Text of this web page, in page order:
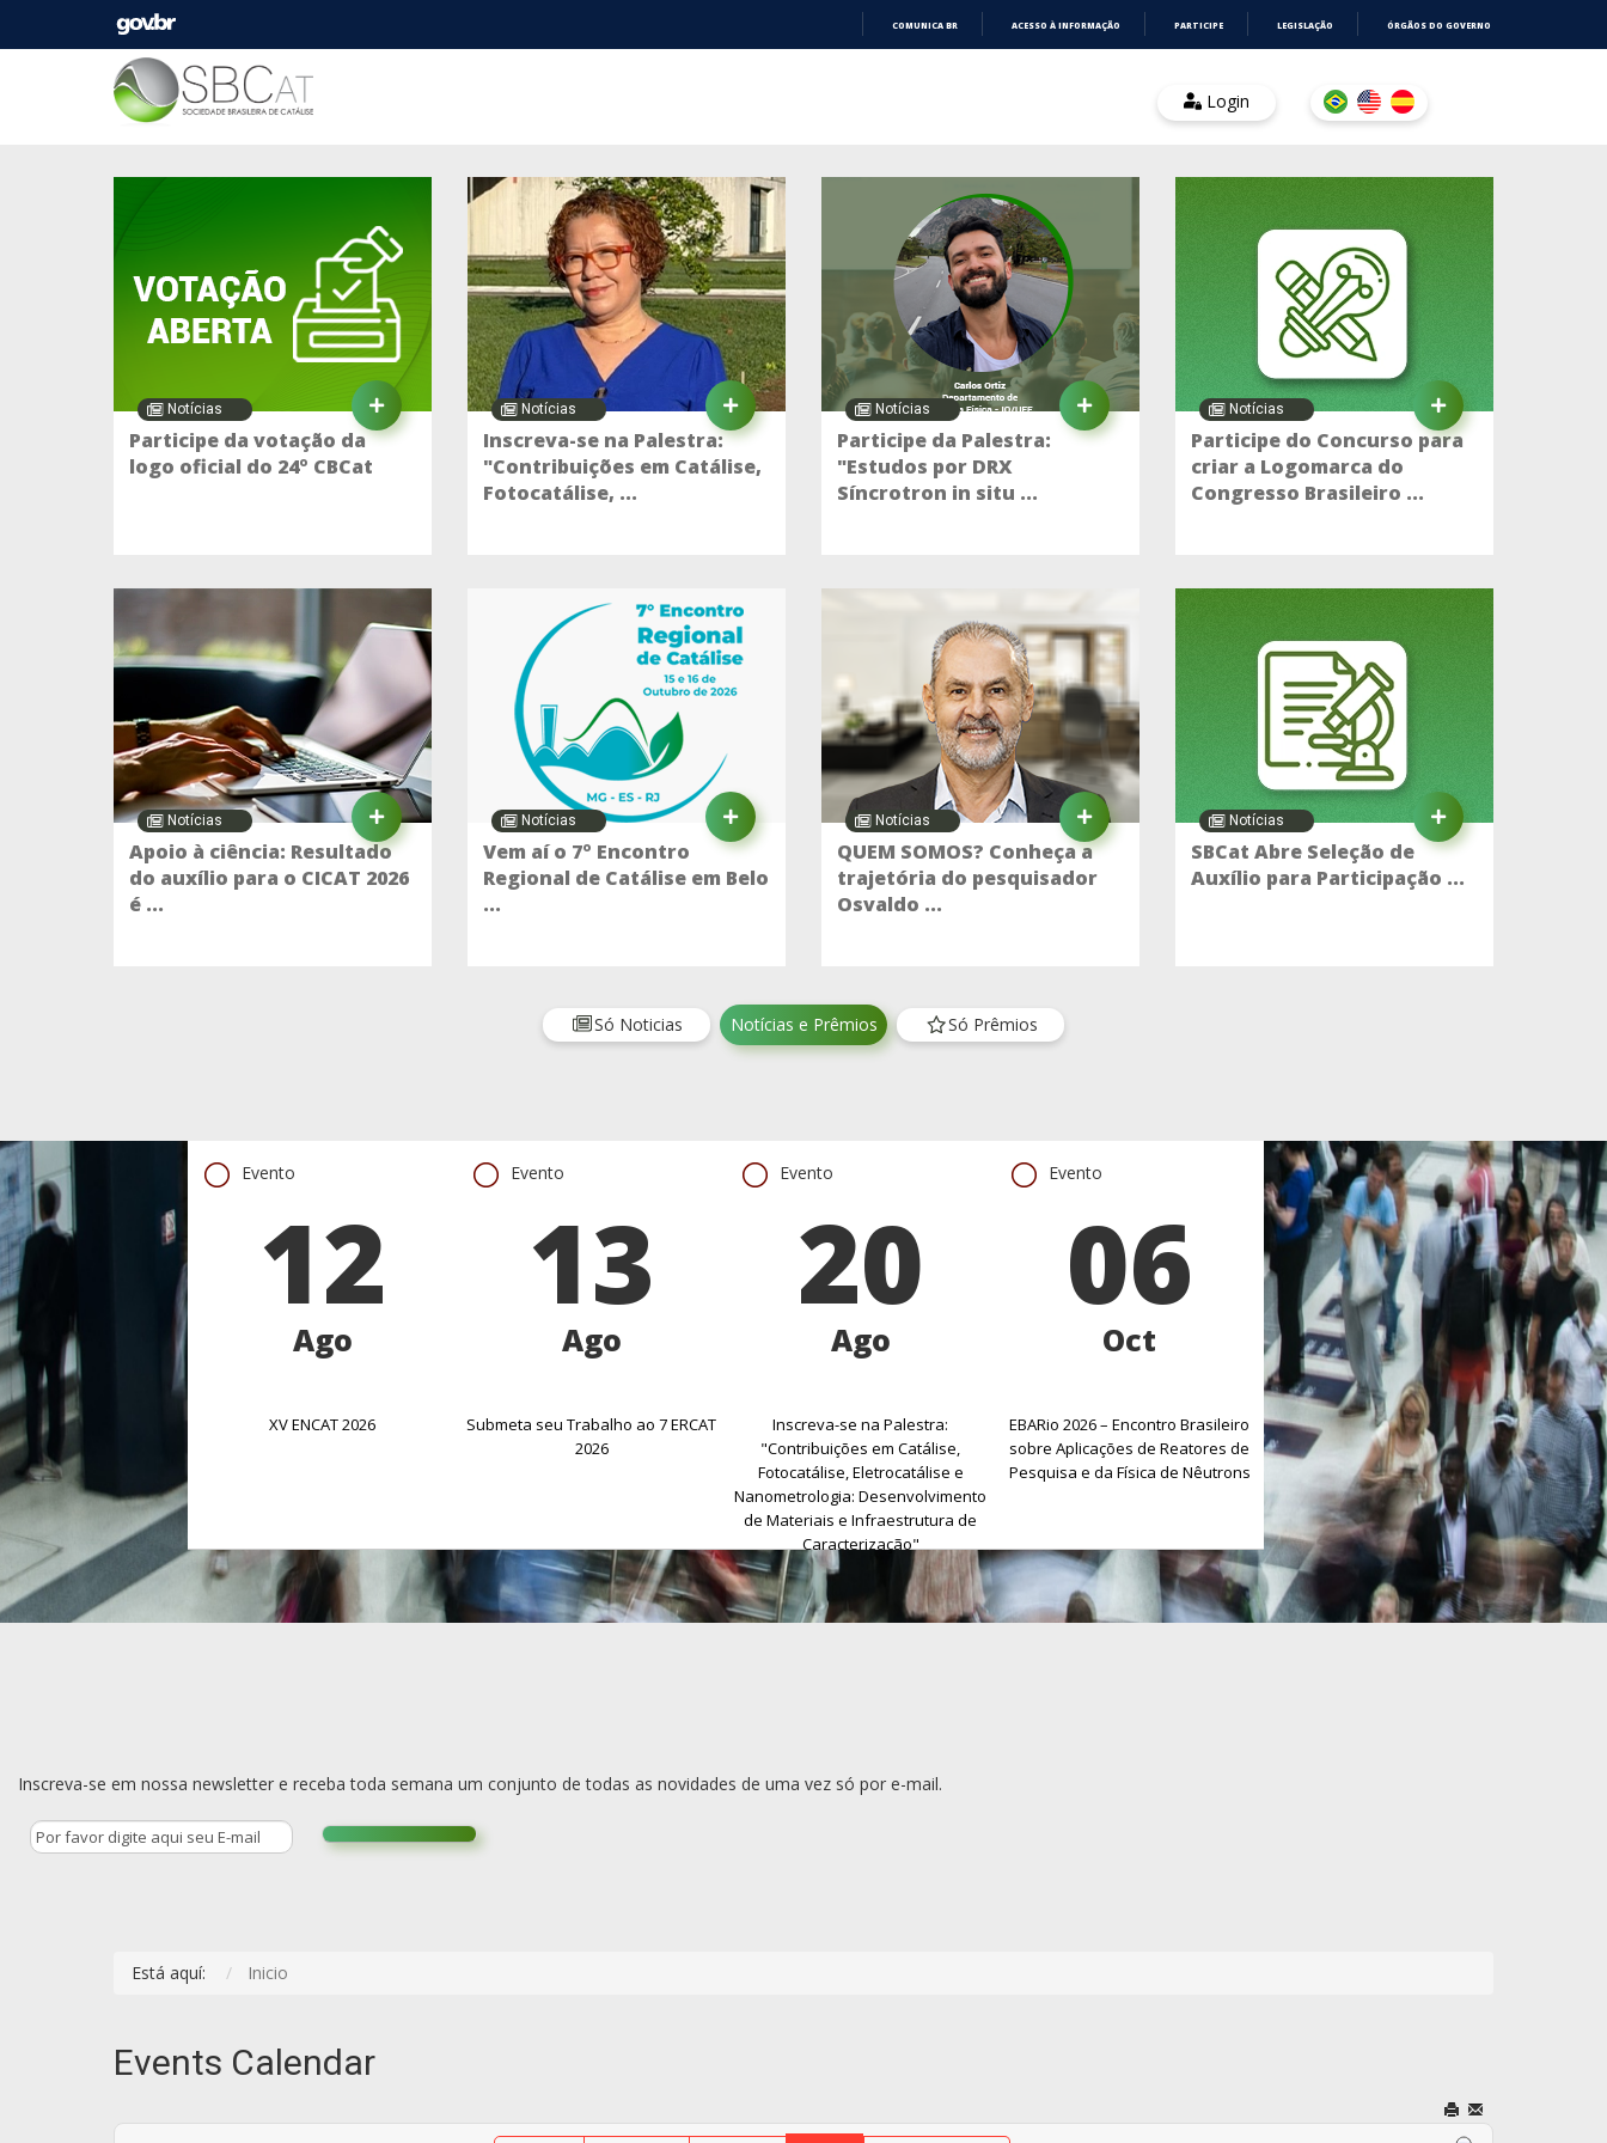
COMUNICA BR ACESSO À INFORMAÇÃO PARTICIPE LEGISLAÇÃO ÓRGÃOS DO GOVERNO
Login
Notícias
Participe da votação da
logo oficial do 24º CBCat
Notícias
Inscreva-se na Palestra:
"Contribuições em Catálise,
Fotocatálise, ...
Notícias
Participe da Palestra:
"Estudos por DRX
Síncrotron in situ ...
Notícias
Participe do Concurso para
criar a Logomarca do
Congresso Brasileiro ...
Notícias
Apoio à ciência: Resultado
do auxílio para o CICAT 2026
é ...
Notícias
Vem aí o 7º Encontro
Regional de Catálise em Belo
...
Notícias
QUEM SOMOS? Conheça a
trajetória do pesquisador
Osvaldo ...
Notícias
SBCat Abre Seleção de
Auxílio para Participação ...
Só Noticias Notícias e Prêmios Só Prêmios
Evento
12
Ago
XV ENCAT 2026
Evento
13
Ago
Submeta seu Trabalho ao 7 ERCAT
2026
Evento
20
Ago
Inscreva-se na Palestra:
"Contribuições em Catálise,
Fotocatálise, Eletrocatálise e
Nanometrologia: Desenvolvimento
de Materiais e Infraestrutura de
Caracterização"
Evento
06
Oct
EBARio 2026 – Encontro Brasileiro
sobre Aplicações de Reatores de
Pesquisa e da Física de Nêutrons
Inscreva-se em nossa newsletter e receba toda semana um conjunto de todas as novidades de uma vez só por e-mail.
Está aquí: Inicio
Events Calendar